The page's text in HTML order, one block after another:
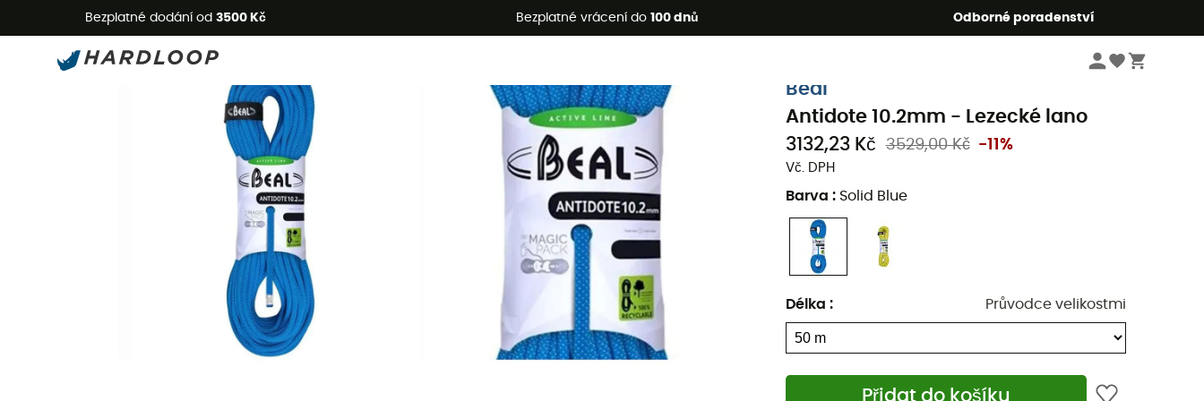
Bezplatné dodání od 3500 Kč Bezplatné vrácení do 100 dnů Odborné poradenství
Letní akce 🔥 -5 % EXTRA při nákupu 2 produktů* s kódem Summer5
Beal
Antidote 10.2mm - Lezecké lano
3132,23 Kč
3529,00 Kč -11%
Vč. DPH
Barva : Solid Blue
Délka : Průvodce velikostmi
Přidat do košíku